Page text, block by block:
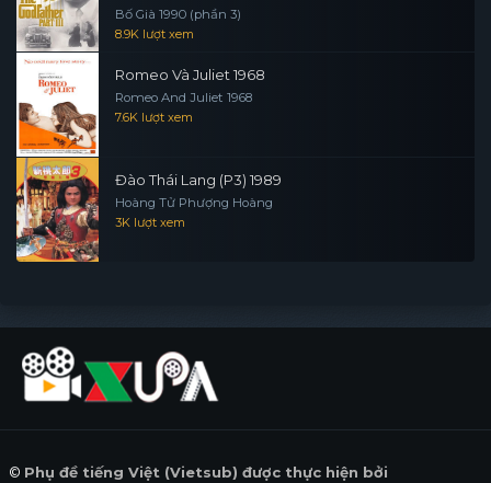
Bố Già 1990 (phần 3)
8.9K lượt xem
Romeo Và Juliet 1968
Romeo And Juliet 1968
7.6K lượt xem
Đào Thái Lang (P3) 1989
Hoàng Tử Phượng Hoàng
3K lượt xem
© Phụ đề tiếng Việt (Vietsub) được thực hiện bởi